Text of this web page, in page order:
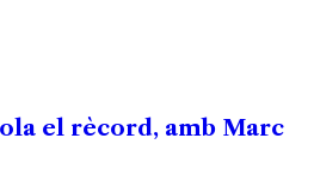
el rècord, amb Marc